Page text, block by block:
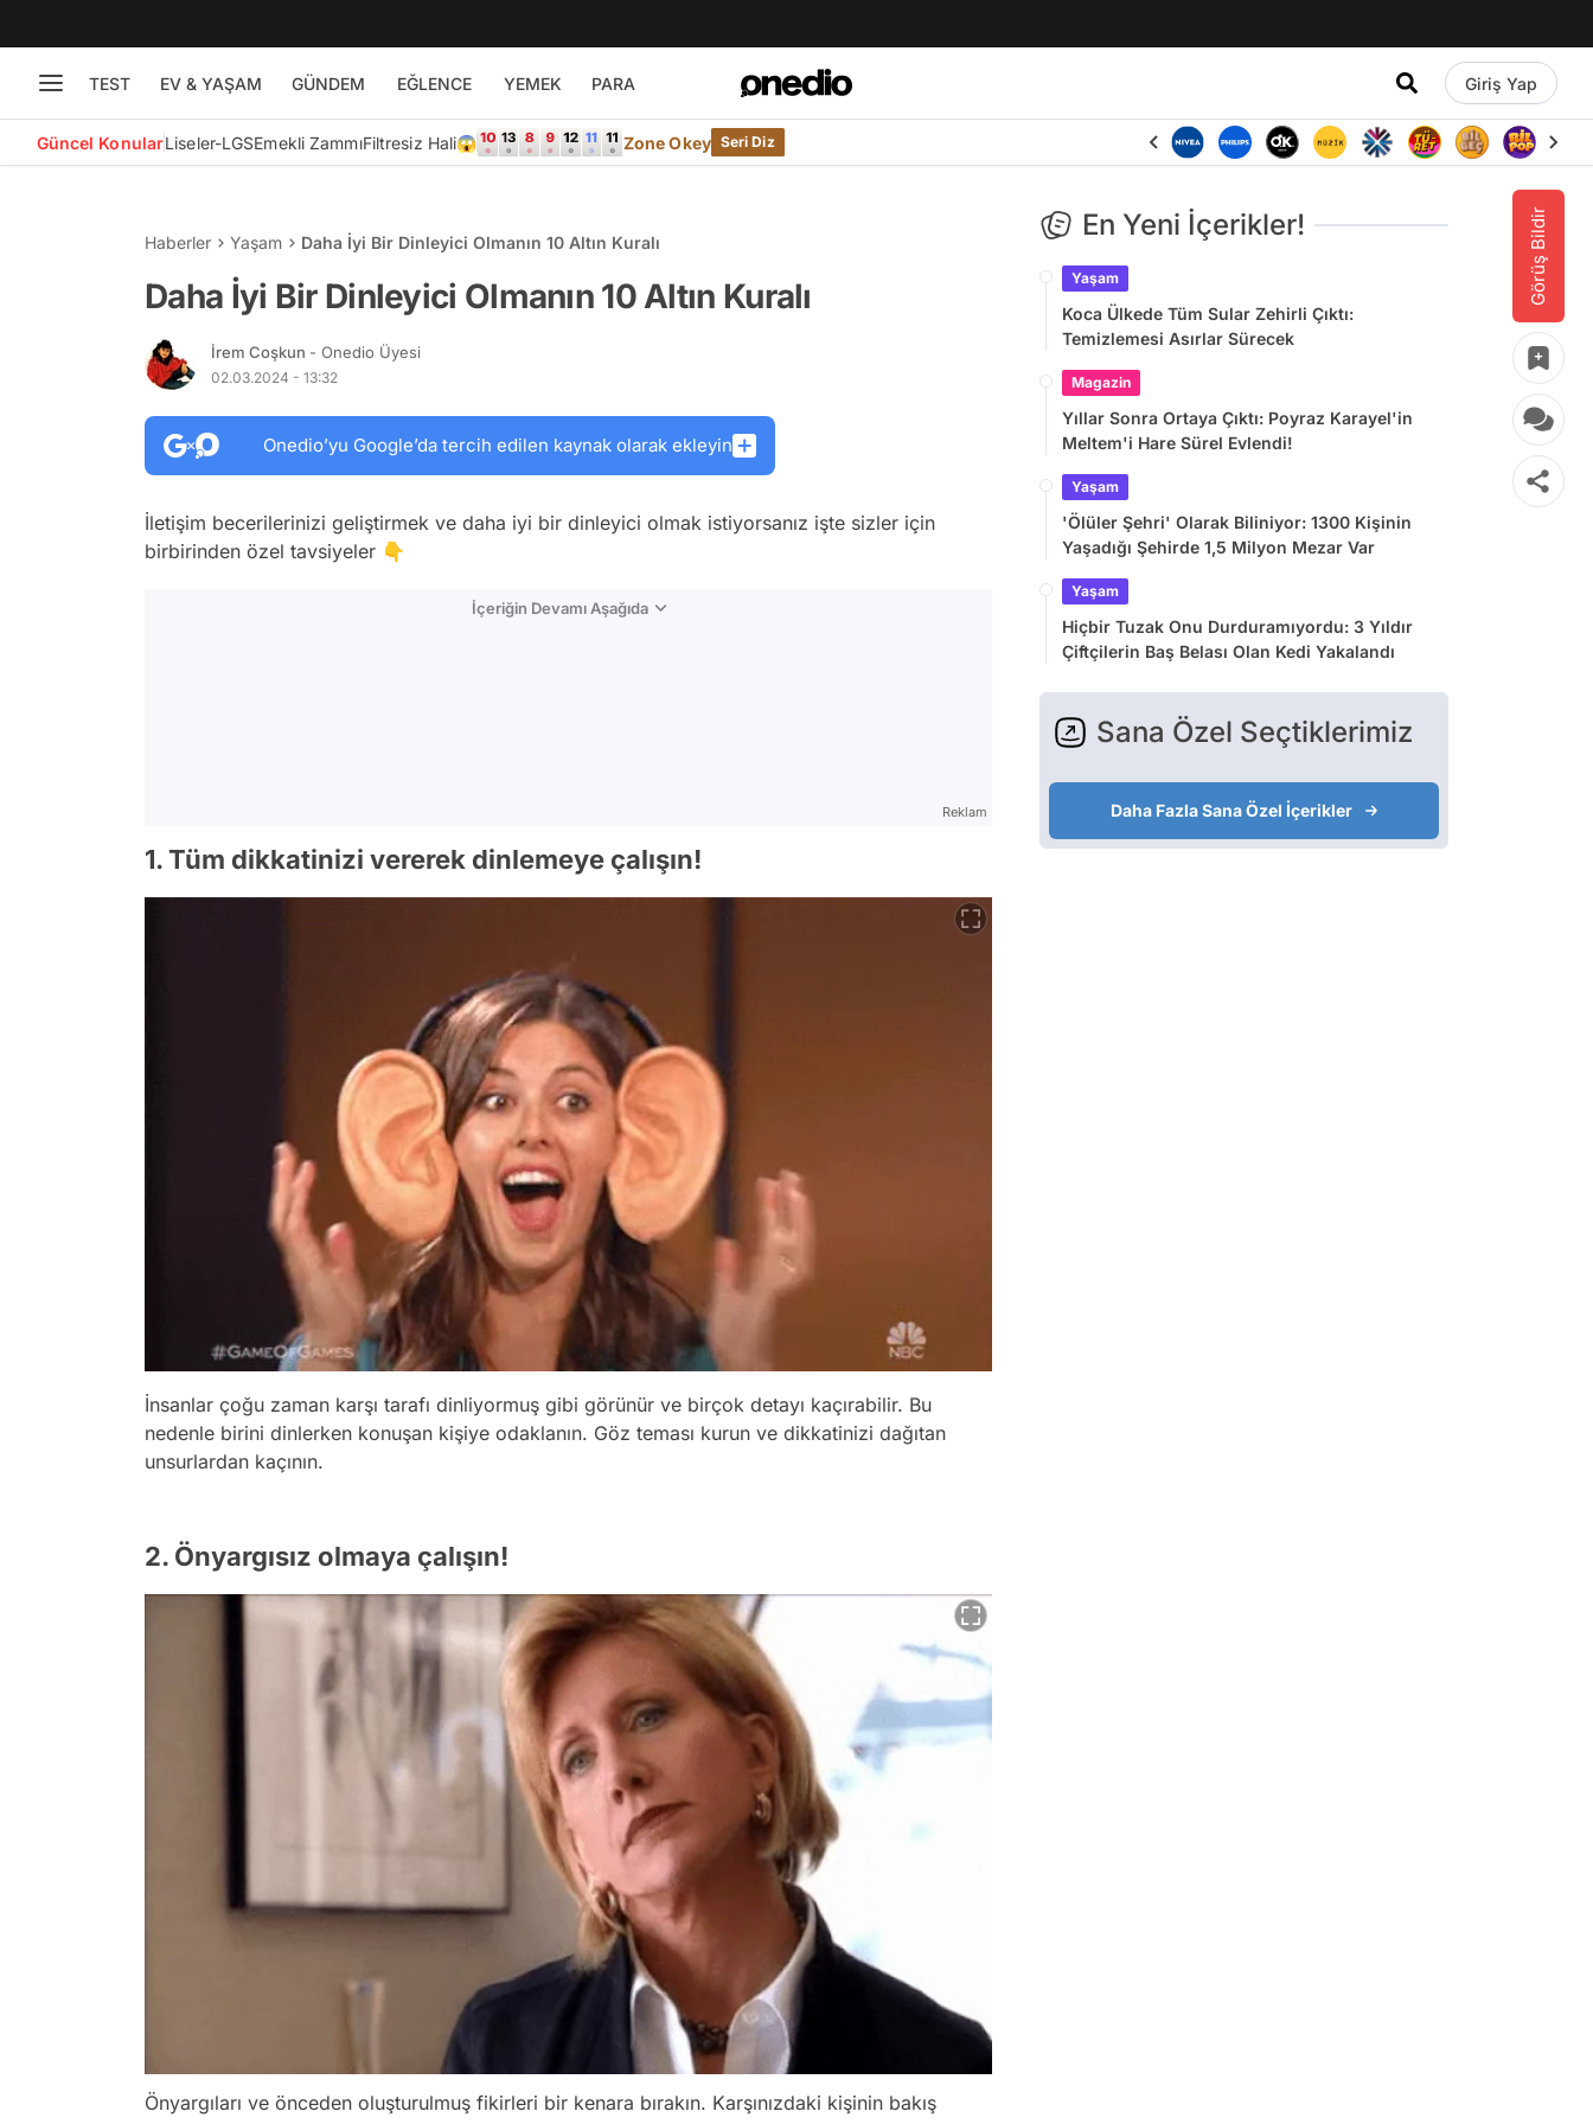
TEST EV & YAŞAM GÜNDEM EĞLENCE YEMEK PARA Giriş Yap
Güncel KonularLiseler-LGSEmekli ZammıFiltresiz Hali😱 Zone Okey Seri Diz
Görüş Bildir
Haberler Yaşam Daha İyi Bir Dinleyici Olmanın 10 Altın Kuralı
Daha İyi Bir Dinleyici Olmanın 10 Altın Kuralı
İrem Coşkun - Onedio Üyesi
02.03.2024 - 13:32
Onedio’yu Google’da tercih edilen kaynak olarak ekleyin
İletişim becerilerinizi geliştirmek ve daha iyi bir dinleyici olmak istiyorsanız işte sizler için
birbirinden özel tavsiyeler 👇
İçeriğin Devamı Aşağıda
Reklam
1. Tüm dikkatinizi vererek dinlemeye çalışın!
İnsanlar çoğu zaman karşı tarafı dinliyormuş gibi görünür ve birçok detayı kaçırabilir. Bu
nedenle birini dinlerken konuşan kişiye odaklanın. Göz teması kurun ve dikkatinizi dağıtan
unsurlardan kaçının.
2. Önyargısız olmaya çalışın!
Önyargıları ve önceden oluşturulmuş fikirleri bir kenara bırakın. Karşınızdaki kişinin bakış
En Yeni İçerikler!
Yaşam
Koca Ülkede Tüm Sular Zehirli Çıktı:
Temizlemesi Asırlar Sürecek
Magazin
Yıllar Sonra Ortaya Çıktı: Poyraz Karayel'in
Meltem'i Hare Sürel Evlendi!
Yaşam
'Ölüler Şehri' Olarak Biliniyor: 1300 Kişinin
Yaşadığı Şehirde 1,5 Milyon Mezar Var
Yaşam
Hiçbir Tuzak Onu Durduramıyordu: 3 Yıldır
Çiftçilerin Baş Belası Olan Kedi Yakalandı
Sana Özel Seçtiklerimiz
Daha Fazla Sana Özel İçerikler